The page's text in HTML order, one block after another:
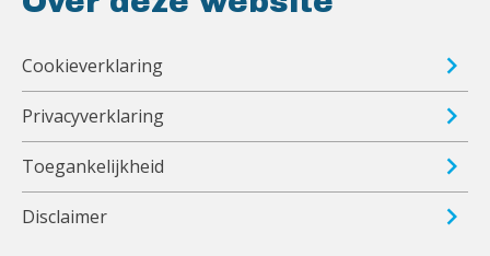
Cookieverklaring
Privacyverklaring
Toegankelijkheid
Disclaimer